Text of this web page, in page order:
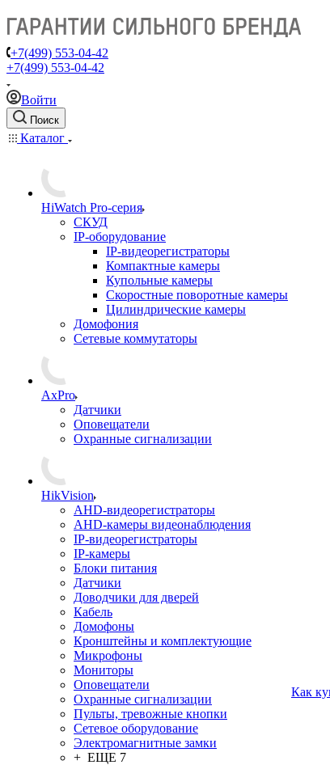
+7(499) 553-04-42
+7(499) 553-04-42
Войти
Поиск
Каталог
HiWatch Pro-серия
CКУД
IP-оборудование
IP-видеорегистраторы
Компактные камеры
Купольные камеры
Скоростные поворотные камеры
Цилиндрические камеры
Домофония
Сетевые коммутаторы
AxPro
Датчики
Оповещатели
Охранные сигнализации
HikVision
AHD-видеорегистраторы
AHD-камеры видеонаблюдения
IP-видеорегистраторы
IP-камеры
Блоки питания
Датчики
Доводчики для дверей
Кабель
Домофоны
Кронштейны и комплектующие
Микрофоны
Мониторы
Оповещатели
Охранные сигнализации
Пульты, тревожные кнопки
Сетевое оборудование
Электромагнитные замки
+ ЕЩЕ 7
Как